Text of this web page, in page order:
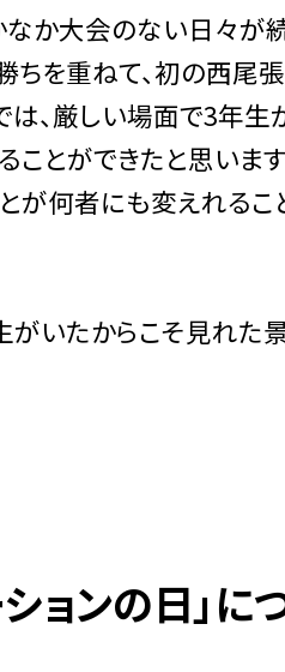
なか大会のない日々が
ちを重ねて、初の西尾
、厳しい場面で3年
とができたと思います
が何者にも変えれる
いたからこそ見れた
ョンの日」に